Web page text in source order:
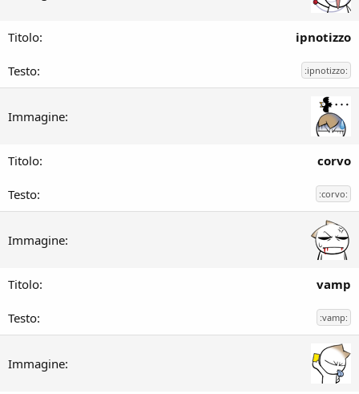
ipnotizzo
:ipnotizzo:
corvo
:corvo:
vamp
:vamp: